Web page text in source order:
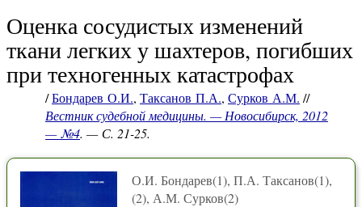
Оценка сосудистых изменений
ткани легких у шахтеров, погибших
при техногенных катастрофах
/Бондарев О.И., Таксанов П.А., Сурков А.М. //
Вестник судебной медицины. — Новосибирск, 2012
— №4. — С. 21-25.
О.И. Бондарев(1), П.А. Таксанов(1),
(2), А.М. Сурков(2)